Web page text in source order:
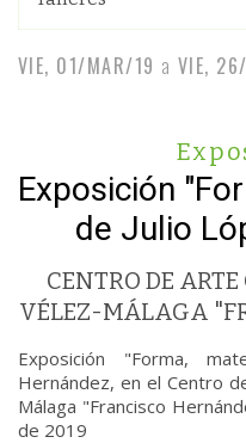
VIE, 01/MAR/19 a VIE,
Exposición
de Julio
CENTRO DE
VÉLEZ-MÁLAGA
Exposición "Forma,
Hernández, en el Centro
Málaga "Francisco
de 2019